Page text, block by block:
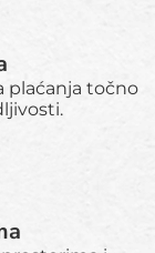
plaćanja točno